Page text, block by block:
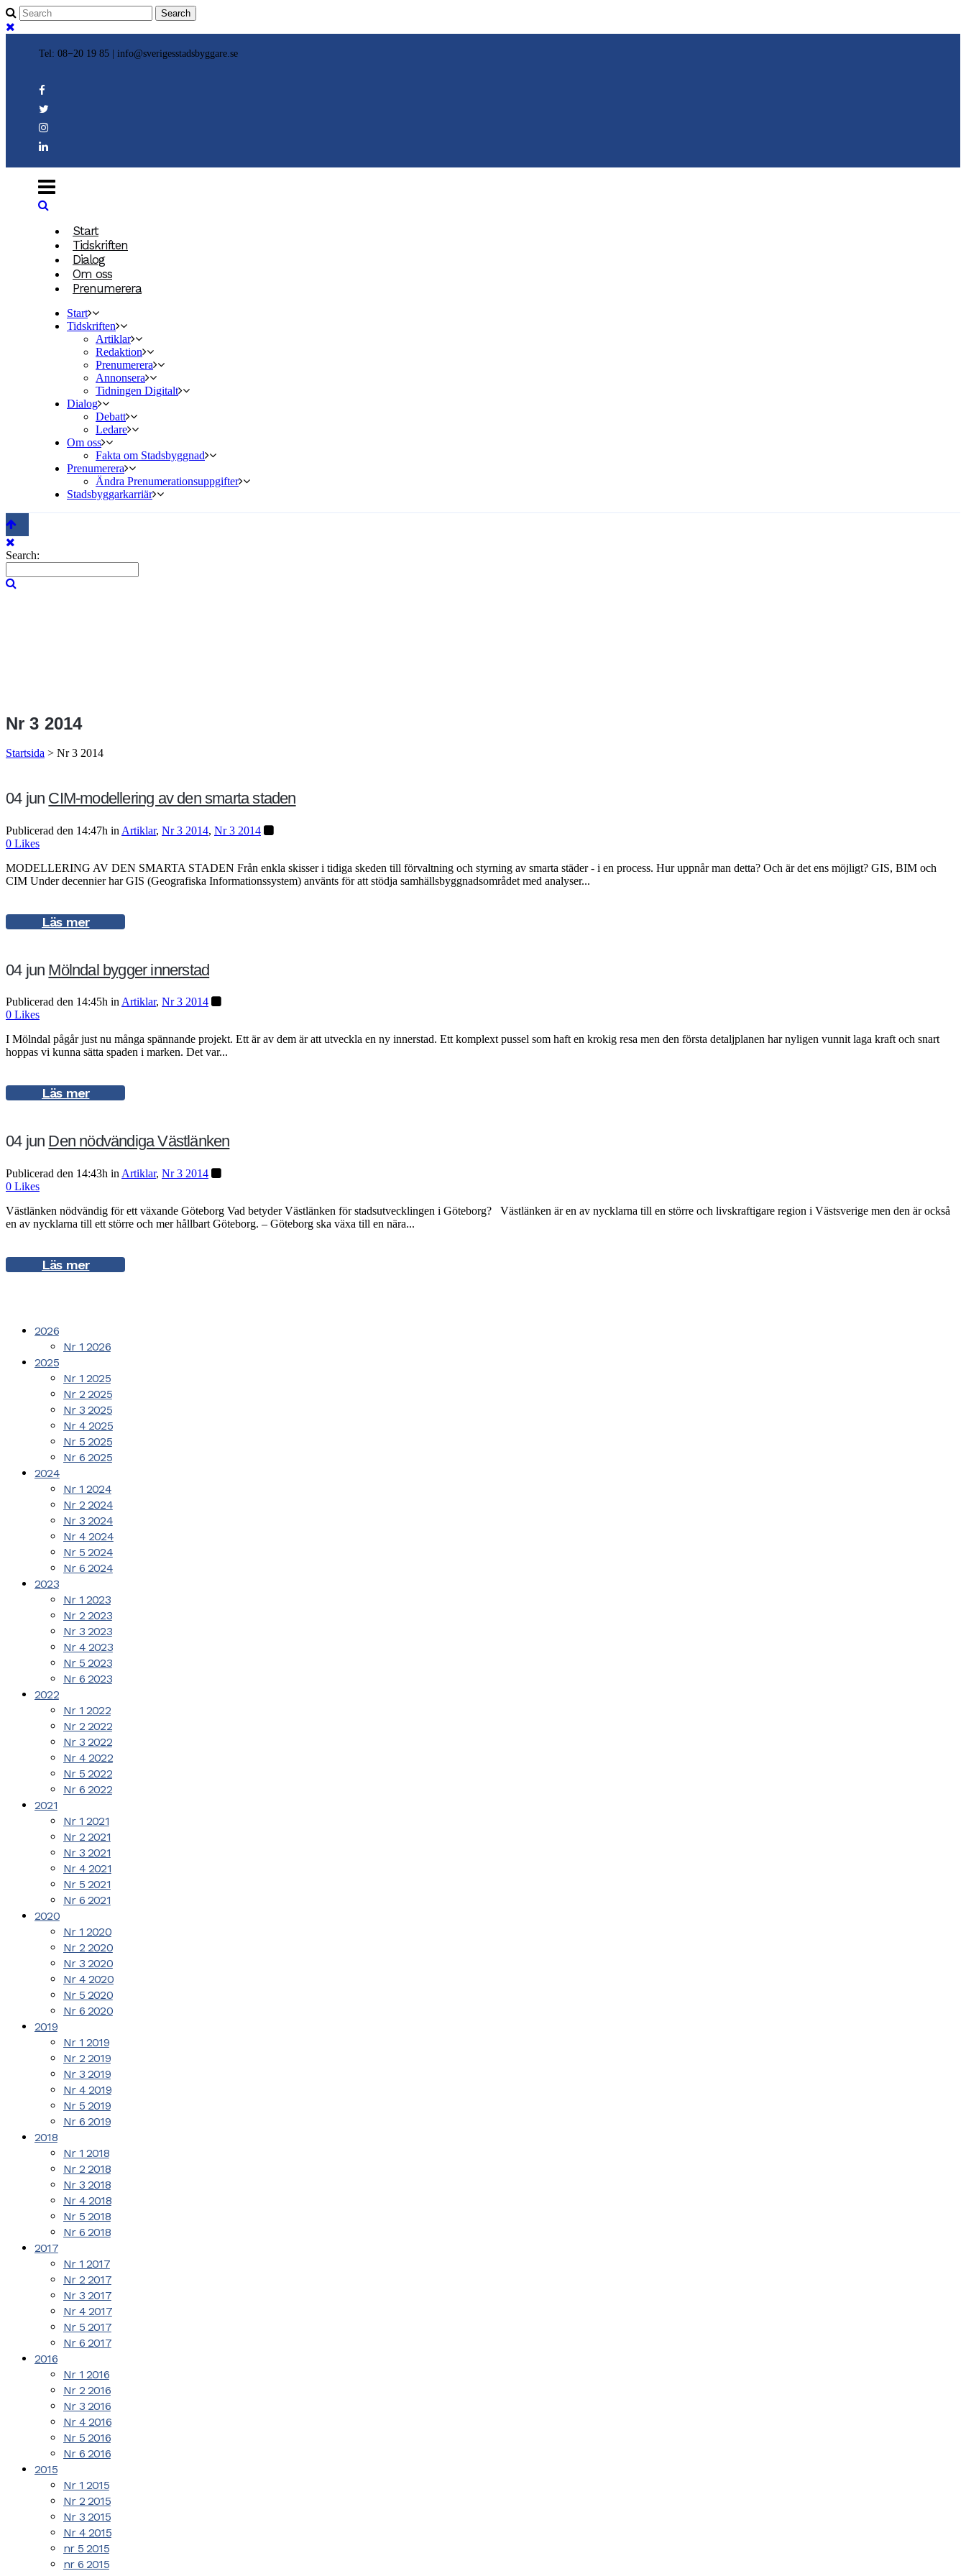
Tel: 08−20 19 85 | info@sverigesstadsbyggare.se
Start
Tidskriften
Dialog
Om oss
Prenumerera
Start
Tidskriften
Artiklar
Redaktion
Prenumerera
Annonsera
Tidningen Digitalt
Dialog
Debatt
Ledare
Om oss
Fakta om Stadsbyggnad
Prenumerera
Ändra Prenumerationsuppgifter
Stadsbyggarkarriär
Search:
Nr 3 2014
Startsida > Nr 3 2014
04 jun CIM-modellering av den smarta staden
Publicerad den 14:47h in Artiklar, Nr 3 2014, Nr 3 2014
0 Likes
MODELLERING AV DEN SMARTA STADEN Från enkla skisser i tidiga skeden till förvaltning och styrning av smarta städer - i en process. Hur uppnår man detta? Och är det ens möjligt? GIS, BIM och
CIM Under decennier har GIS (Geografiska Informationssystem) använts för att stödja samhällsbyggnadsområdet med analyser...
Läs mer
04 jun Mölndal bygger innerstad
Publicerad den 14:45h in Artiklar, Nr 3 2014
0 Likes
I Mölndal pågår just nu många spännande projekt. Ett är av dem är att utveckla en ny innerstad. Ett komplext pussel som haft en krokig resa men den första detaljplanen har nyligen vunnit laga kraft och snart
hoppas vi kunna sätta spaden i marken. Det var...
Läs mer
04 jun Den nödvändiga Västlänken
Publicerad den 14:43h in Artiklar, Nr 3 2014
0 Likes
Västlänken nödvändig för ett växande Göteborg Vad betyder Västlänken för stadsutvecklingen i Göteborg? Västlänken är en av nycklarna till en större och livskraftigare region i Västsverige men den är också
en av nycklarna till ett större och mer hållbart Göteborg. – Göteborg ska växa till en nära...
Läs mer
2026
Nr 1 2026
2025
Nr 1 2025
Nr 2 2025
Nr 3 2025
Nr 4 2025
Nr 5 2025
Nr 6 2025
2024
Nr 1 2024
Nr 2 2024
Nr 3 2024
Nr 4 2024
Nr 5 2024
Nr 6 2024
2023
Nr 1 2023
Nr 2 2023
Nr 3 2023
Nr 4 2023
Nr 5 2023
Nr 6 2023
2022
Nr 1 2022
Nr 2 2022
Nr 3 2022
Nr 4 2022
Nr 5 2022
Nr 6 2022
2021
Nr 1 2021
Nr 2 2021
Nr 3 2021
Nr 4 2021
Nr 5 2021
Nr 6 2021
2020
Nr 1 2020
Nr 2 2020
Nr 3 2020
Nr 4 2020
Nr 5 2020
Nr 6 2020
2019
Nr 1 2019
Nr 2 2019
Nr 3 2019
Nr 4 2019
Nr 5 2019
Nr 6 2019
2018
Nr 1 2018
Nr 2 2018
Nr 3 2018
Nr 4 2018
Nr 5 2018
Nr 6 2018
2017
Nr 1 2017
Nr 2 2017
Nr 3 2017
Nr 4 2017
Nr 5 2017
Nr 6 2017
2016
Nr 1 2016
Nr 2 2016
Nr 3 2016
Nr 4 2016
Nr 5 2016
Nr 6 2016
2015
Nr 1 2015
Nr 2 2015
Nr 3 2015
Nr 4 2015
nr 5 2015
nr 6 2015